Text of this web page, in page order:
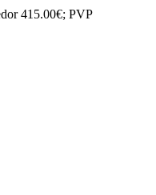
415.00€; PVP